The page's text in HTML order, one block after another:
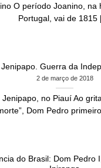
O período Joanino, na
Portugal, vai de 1815
Guerra da
2 de março de 2018
Jenipapo, no Piauí Ao
Dom Pedro
do Brasil: Dom Pedro